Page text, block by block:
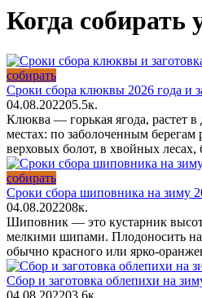
Когда собирать
собирать
Сроки сбора клюквы 2026 года и
04.08.202205.5к.
Клюква — горькая ягода, растет
местах: по заболоченным берегам
верховых болот, в хвойных лесах,
собирать
Сроки сбора шиповника на зиму
04.08.202208к.
Шиповник — это кустарник
мелкими шипами. Плодоносить
обычно красного или ярко-
Сбор и заготовка облепихи на
04.08.202203.6к.